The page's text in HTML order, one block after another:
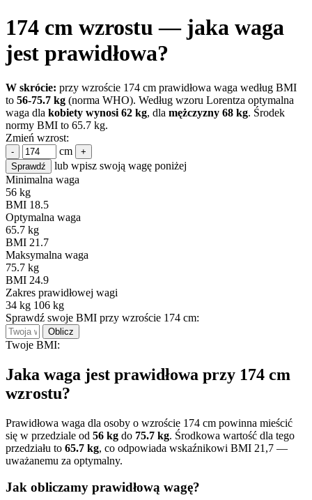
174 cm wzrostu — jaka waga
jest prawidłowa?
W skrócie: przy wzroście 174 cm prawidłowa waga według BMI
to 56-75.7 kg (norma WHO). Według wzoru Lorentza optymalna
waga dla kobiety wynosi 62 kg, dla mężczyzny 68 kg. Środek
normy BMI to 65.7 kg.
Zmień wzrost:
- cm
+
Sprawdź
lub wpisz swoją wagę poniżej
Minimalna waga
56 kg
BMI 18.5
Optymalna waga
65.7 kg
BMI 21.7
Maksymalna waga
75.7 kg
BMI 24.9
Zakres prawidłowej wagi
34 kg 106 kg
Sprawdź swoje BMI przy wzroście 174 cm:
Oblicz
Twoje BMI:
Jaka waga jest prawidłowa przy 174 cm
wzrostu?
Prawidłowa waga dla osoby o wzroście 174 cm powinna mieścić
się w przedziale od 56 kg do 75.7 kg. Środkowa wartość dla tego
przedziału to 65.7 kg, co odpowiada wskaźnikowi BMI 21,7 —
uważanemu za optymalny.
Jak obliczamy prawidłową wagę?